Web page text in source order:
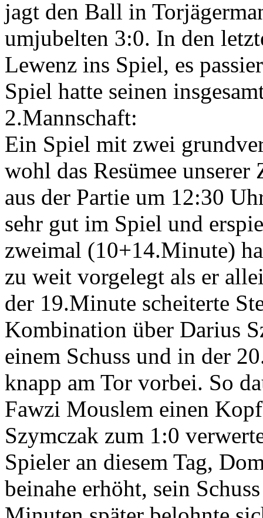
jagt den Ball in
umjubelten 3:0. In den
Lewenz ins Spiel, es
Spiel hatte seinen
2.Mannschaft:
Ein Spiel mit zwei
wohl das Resümee
aus der Partie um 12:30
sehr gut im Spiel und
zweimal (10+14.Minute)
zu weit vorgelegt als er
der 19.Minute scheiterte
Kombination über Darius
einem Schuss und in der
knapp am Tor vorbei. So
Fawzi Mouslem einen
Szymczak zum 1:0
Spieler an diesem Tag,
beinahe erhöht, sein